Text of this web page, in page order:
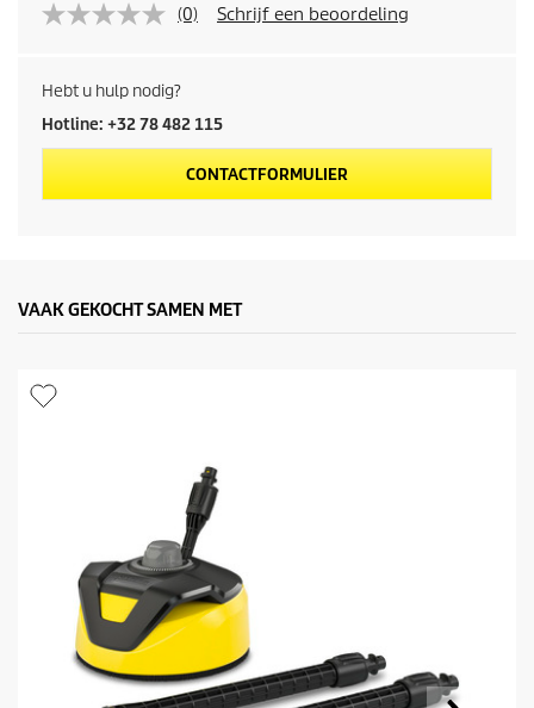
(0) Schrijf een beoordeling
Hebt u hulp nodig?
Hotline: +32 78 482 115
CONTACTFORMULIER
VAAK GEKOCHT SAMEN MET